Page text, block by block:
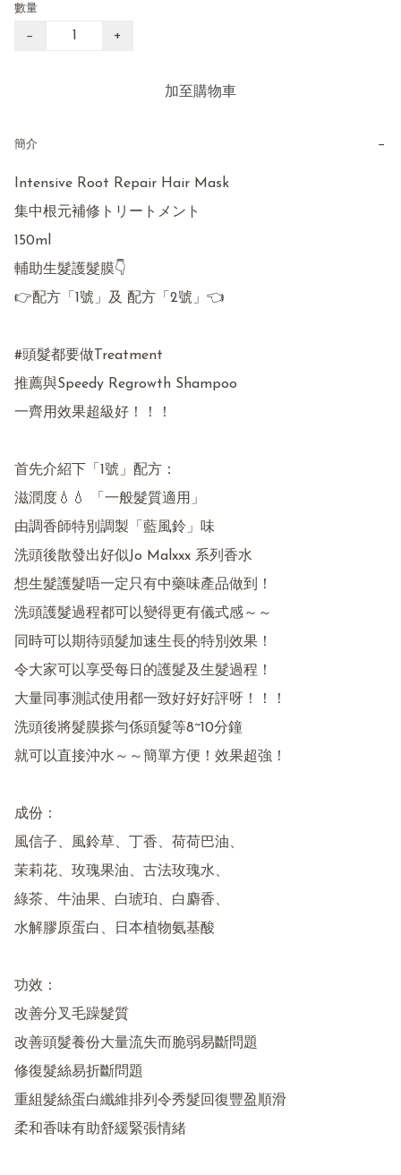
數量
− +
加至購物車
簡介 −
Intensive Root Repair Hair Mask
集中根元補修トリートメント
150ml
輔助生髮護髮膜👇
👉配方「1號」及 配方「2號」👈
#頭髮都要做Treatment
推薦與Speedy Regrowth Shampoo
一齊用效果超級好！！！
首先介紹下「1號」配方：
滋潤度💧💧 「一般髮質適用」
由調香師特別調製「藍風鈴」味
洗頭後散發出好似Jo Malxxx 系列香水
想生髮護髮唔一定只有中藥味產品做到！
洗頭護髮過程都可以變得更有儀式感～～
同時可以期待頭髮加速生長的特別效果！
令大家可以享受每日的護髮及生髮過程！
大量同事測試使用都一致好好好評呀！！！
洗頭後將髮膜搽勻係頭髮等8~10分鐘
就可以直接沖水～～簡單方便！效果超強！
成份：
風信子、風鈴草、丁香、荷荷巴油、
茉莉花、玫瑰果油、古法玫瑰水、
綠茶、牛油果、白琥珀、白麝香、
水解膠原蛋白、日本植物氨基酸
功效：
改善分叉毛躁髮質
改善頭髮養份大量流失而脆弱易斷問題
修復髮絲易折斷問題
重組髮絲蛋白纖維排列令秀髮回復豐盈順滑
柔和香味有助舒緩緊張情緒